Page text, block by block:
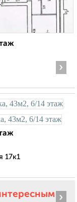
›
17к1
›